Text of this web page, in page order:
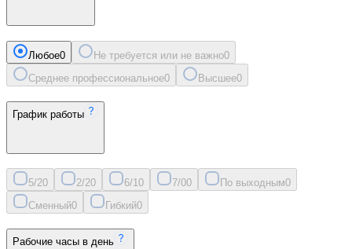
Любое0 Не требуется или не важно0
Среднее профессиональное0 Высшее0
График работы
5/20 2/20 6/10 7/00 По выходным0
Сменный0 Гибкий0
Рабочие часы в день